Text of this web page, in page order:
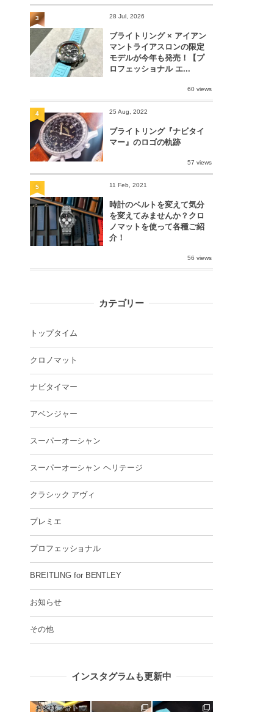
28 Jul, 2026
ブライトリング × アイアン
マントライアスロンの限定
モデルが今年も発売！【プ
ロフェッショナル エ...
60 views
3
25 Aug, 2022
ブライトリング『ナビタイ
マー』のロゴの軌跡
57 views
4
11 Feb, 2021
時計のベルトを変えて気分
を変えてみませんか？クロ
ノマットを使って各種ご紹
介！
56 views
5
カテゴリー
トップタイム
クロノマット
ナビタイマー
アベンジャー
スーパーオーシャン
スーパーオーシャン ヘリテージ
クラシック アヴィ
プレミエ
プロフェッショナル
BREITLING for BENTLEY
お知らせ
その他
インスタグラムも更新中